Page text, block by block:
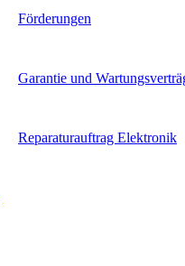
Förderungen
Garantie und
Reparaturauftrag Elektronik